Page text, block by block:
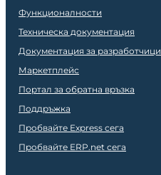
Функционалности
Техническа документация
Документация за разработчици
Маркетплейс
Портал за обратна връзка
Поддръжка
Пробвайте Express сега
Пробвайте ERP.net сега